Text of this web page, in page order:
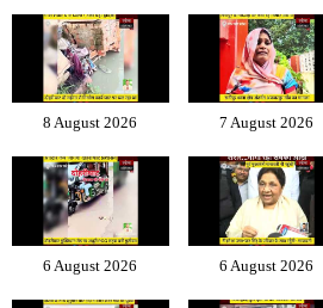
8 August 2026 7 August 2026
6 August 2026 6 August 2026